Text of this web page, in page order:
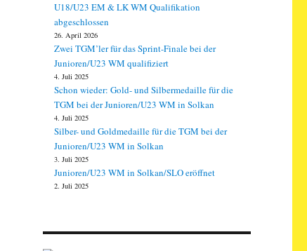
U18/U23 EM & LK WM Qualifikation
abgeschlossen
26. April 2026
Zwei TGM’ler für das Sprint-Finale bei der
Junioren/U23 WM qualifiziert
4. Juli 2025
Schon wieder: Gold- und Silbermedaille für die
TGM bei der Junioren/U23 WM in Solkan
4. Juli 2025
Silber- und Goldmedaille für die TGM bei der
Junioren/U23 WM in Solkan
3. Juli 2025
Junioren/U23 WM in Solkan/SLO eröffnet
2. Juli 2025